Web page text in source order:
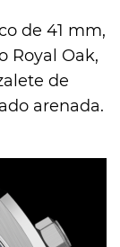
de 41 mm,
Royal Oak,
de
arenada.